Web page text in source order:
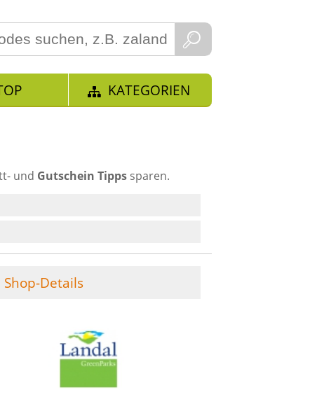
KATEGORIEN
und Gutschein Tipps sparen.
Shop-Details